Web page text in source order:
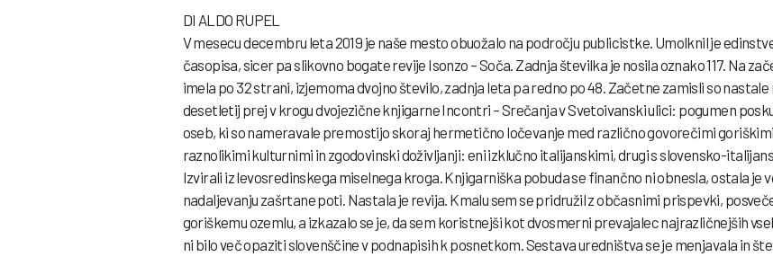
DI ALDO RUPEL
V mesecu decembru leta 2019 je naše mesto obuožalo na področju publicistke. Umolknil je
časopisa, sicer pa slikovno bogate revije Isonzo – Soča. Zadnja številka je nosila oznako 117. Na
imela po 32 strani, izjemoma dvojno število, zadnja leta pa redno po 48. Začetne zamisli so nastale
desetletij prej v krogu dvojezične knjigarne Incontri – Srečanja v Svetoivanski ulici: pogumen
oseb, ki so nameravale premostijo skoraj hermetično ločevanje med različno govorečimi
raznolikimi kulturnimi in zgodovinski doživljanji: eni izklučno italijanskimi, drugi s slovensko-
Izvirali iz levosredinskega miselnega kroga. Knjigarniška pobuda se finančno ni obnesla, ostala je
nadaljevanju zašrtane poti. Nastala je revija. Kmalu sem se pridružil z občasnimi prispevki,
goriškemu ozemlu, a izkazalo se je, da sem koristnejši kot dvosmerni prevajalec najrazličnejših
ni bilo več opaziti slovenščine v podnapisih k posnetkom. Sestava uredništva se je menjavala in